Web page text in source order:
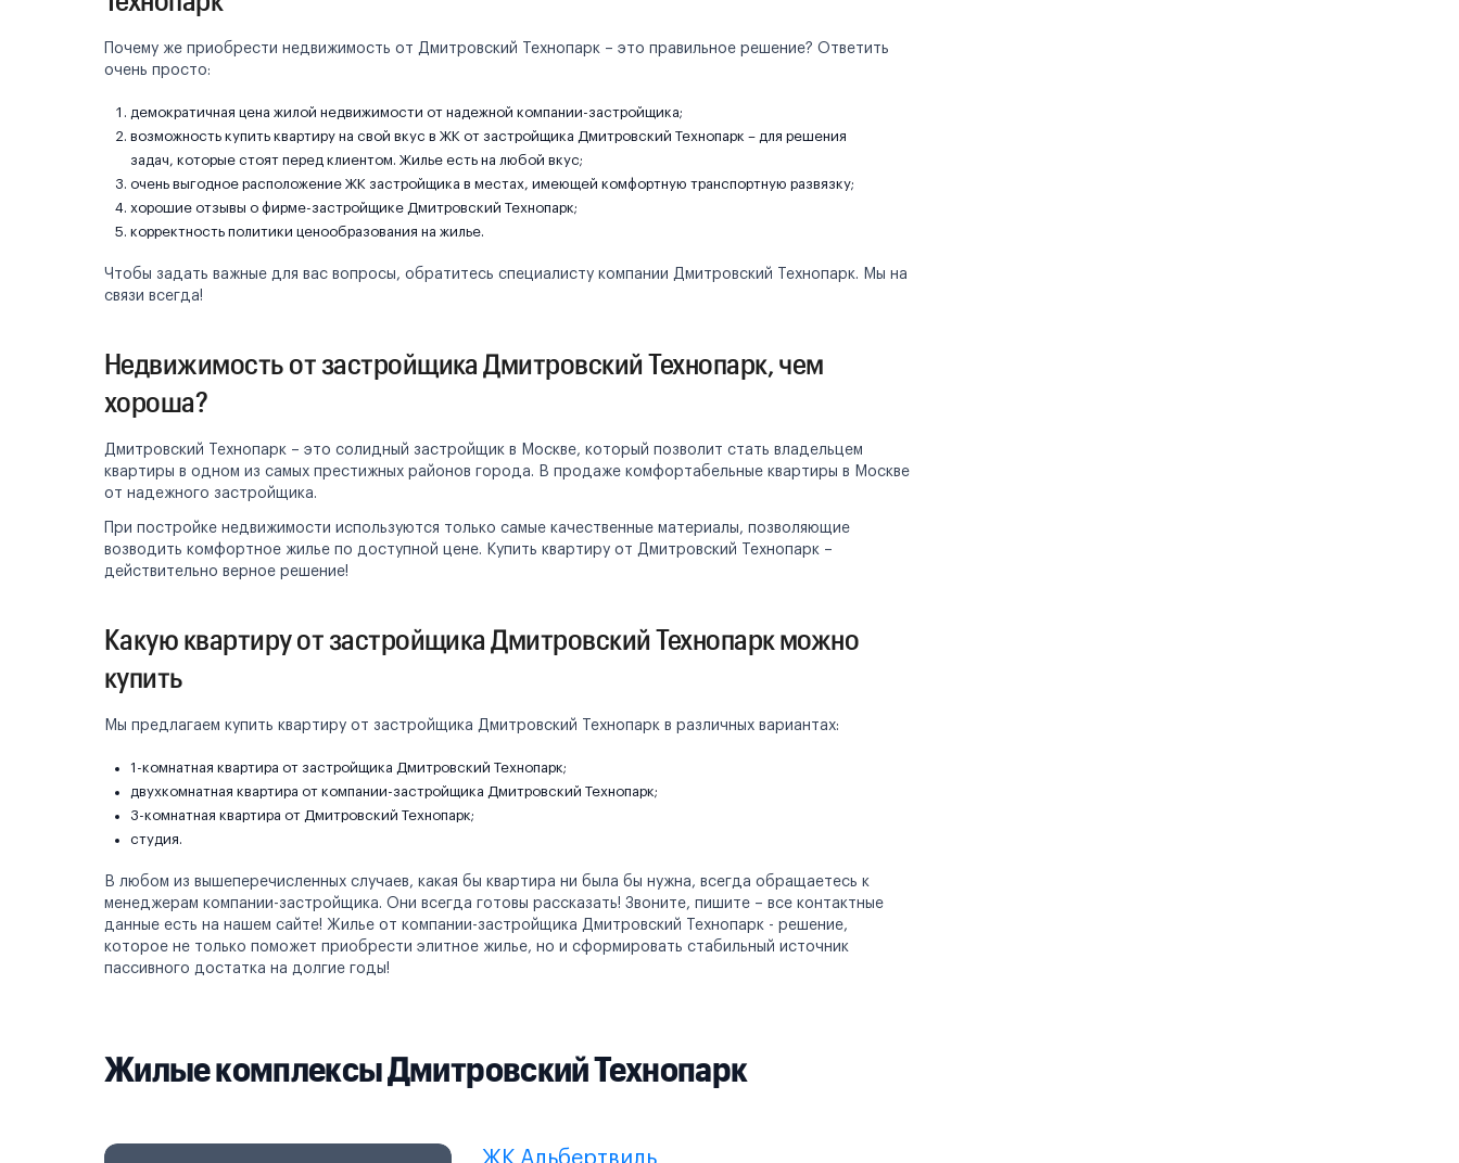
Почему же приобрести недвижимость от Дмитровский Технопарк – это правильное решение? Ответить
очень просто:
демократичная цена жилой недвижимости от надежной компании-застройщика;
возможность купить квартиру на свой вкус в ЖК от застройщика Дмитровский Технопарк – для решения
задач, которые стоят перед клиентом. Жилье есть на любой вкус;
очень выгодное расположение ЖК застройщика в местах, имеющей комфортную транспортную развязку;
хорошие отзывы о фирме-застройщике Дмитровский Технопарк;
корректность политики ценообразования на жилье.
Чтобы задать важные для вас вопросы, обратитесь специалисту компании Дмитровский Технопарк. Мы на
связи всегда!
Недвижимость от застройщика Дмитровский Технопарк, чем
хороша?
Дмитровский Технопарк – это солидный застройщик в Москве, который позволит стать владельцем
квартиры в одном из самых престижных районов города. В продаже комфортабельные квартиры в Москве
от надежного застройщика.
При постройке недвижимости используются только самые качественные материалы, позволяющие
возводить комфортное жилье по доступной цене. Купить квартиру от Дмитровский Технопарк –
действительно верное решение!
Какую квартиру от застройщика Дмитровский Технопарк можно
купить
Мы предлагаем купить квартиру от застройщика Дмитровский Технопарк в различных вариантах:
1-комнатная квартира от застройщика Дмитровский Технопарк;
двухкомнатная квартира от компании-застройщика Дмитровский Технопарк;
3-комнатная квартира от Дмитровский Технопарк;
студия.
В любом из вышеперечисленных случаев, какая бы квартира ни была бы нужна, всегда обращаетесь к
менеджерам компании-застройщика. Они всегда готовы рассказать! Звоните, пишите – все контактные
данные есть на нашем сайте! Жилье от компании-застройщика Дмитровский Технопарк - решение,
которое не только поможет приобрести элитное жилье, но и сформировать стабильный источник
пассивного достатка на долгие годы!
Жилые комплексы Дмитровский Технопарк
ЖК Альбертвиль